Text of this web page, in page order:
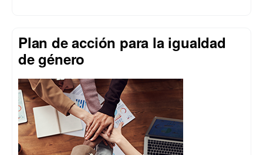
Plan de acción para la igualdad
de género